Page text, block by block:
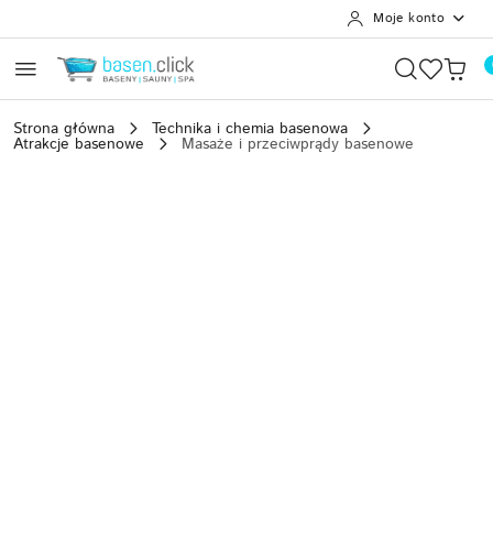
Moje konto
Strona główna Technika i chemia basenowa
Atrakcje basenowe Masaże i przeciwprądy basenowe